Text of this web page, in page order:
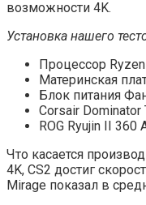
возможности 4K.
Установка нашего
Процессор
Материнская
Блок питания
Corsair
ROG Ryujin II
Что касается
4K, CS2 достиг
Mirage показал в